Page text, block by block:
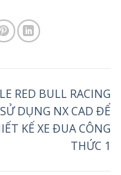
RED BULL RACING
SỬ DỤNG NX CAD ĐỂ
KẾ XE ĐUA CÔNG
THỨC 1